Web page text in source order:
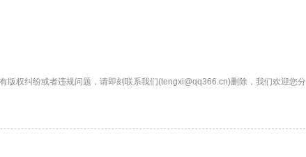
版权纠纷或者违规问题，请即刻联系我们(tengxi@qq366.cn)删除，我们欢迎您分